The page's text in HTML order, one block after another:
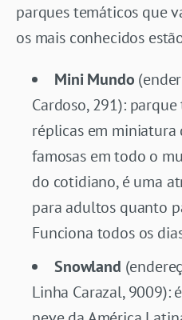
parques temáticos que
os mais conhecidos
Mini Mundo
Cardoso, 291):
réplicas em miniatura
famosas em todo o
do cotidiano, é uma
para adultos quanto
Funciona todos os
Snowland
Linha Carazal, 9009):